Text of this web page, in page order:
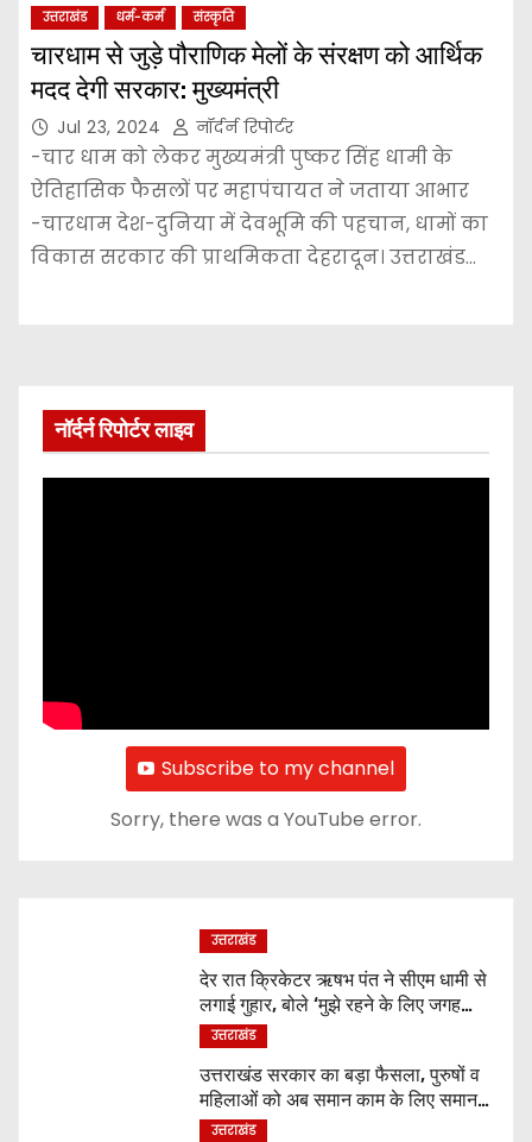
उत्तराखंड धर्म-कर्म संस्कृति
चारधाम से जुड़े पौराणिक मेलों के संरक्षण को आर्थिक
मदद देगी सरकार: मुख्यमंत्री
Jul 23, 2024 नॉर्दर्न रिपोर्टर
-चार धाम को लेकर मुख्यमंत्री पुष्कर सिंह धामी के
ऐतिहासिक फैसलों पर महापंचायत ने जताया आभार
-चारधाम देश-दुनिया में देवभूमि की पहचान, धामों का
विकास सरकार की प्राथमिकता देहरादून। उत्तराखंड…
नॉर्दर्न रिपोर्टर लाइव
Subscribe to my channel
Sorry, there was a YouTube error.
उत्तराखंड
देर रात क्रिकेटर ऋषभ पंत ने सीएम धामी से
लगाई गुहार, बोले ‘मुझे रहने के लिए जगह
नहीं मिल रही’
उत्तराखंड
उत्तराखंड सरकार का बड़ा फैसला, पुरुषों व
महिलाओं को अब समान काम के लिए समान
वेतन
उत्तराखंड